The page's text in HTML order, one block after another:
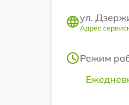
ул.
Адрес
Режим